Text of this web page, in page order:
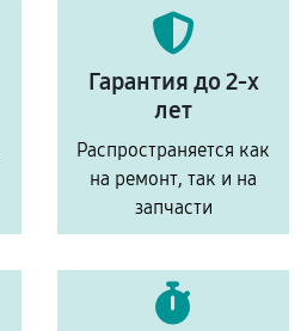
Гарантия до 2-х
лет
Распространяется как
на ремонт, так и на
запчасти